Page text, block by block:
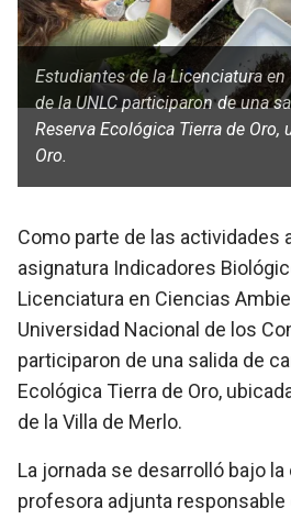
Estudiantes de la Licenciatura
de la UNLC participaron de una
Reserva Ecológica Tierra de Oro,
Oro.
Como parte de las actividades
asignatura Indicadores
Licenciatura en Ciencias
Universidad Nacional de los
participaron de una salida de
Ecológica Tierra de Oro,
de la Villa de Merlo.
La jornada se desarrolló bajo
profesora adjunta responsable